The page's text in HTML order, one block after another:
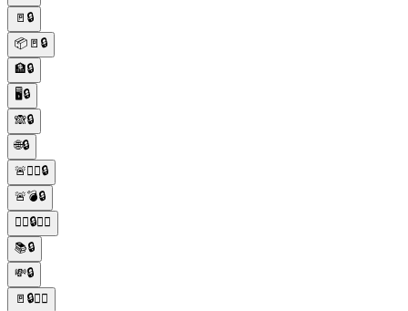
🚪🔒
📦🚪🔒
🏦🔒
🖥️🔒
🙈🔒
🌐🔒
🚨👮‍♂️🔒
🚨💣🔒
🚶‍♂️🔒👨‍⚖️
📚🔒
💸🔒
🚪🔒👮‍♂️